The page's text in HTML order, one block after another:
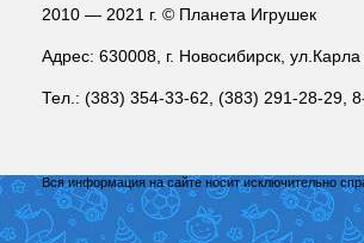
2010 — 2021 г. © Планета Игрушек
Адрес: 630008, г. Новосибирск, ул.Карла
Тел.: (383) 354-33-62, (383) 291-28-29,
Вся информация на сайте носит исключительно